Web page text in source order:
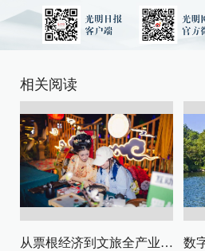
相关阅读
从票根经济到文旅全产业链升级